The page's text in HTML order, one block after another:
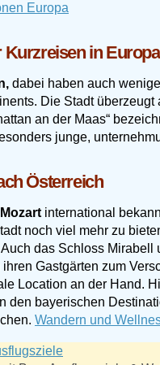
Kurzreisen in Europa
dabei haben auch
Die Stadt
an der Maas“
junge,
Österreich
international
noch viel mehr zu
das Schloss
Gastgärten zum
Location an der Hand.
den bayerischen
Wandern und